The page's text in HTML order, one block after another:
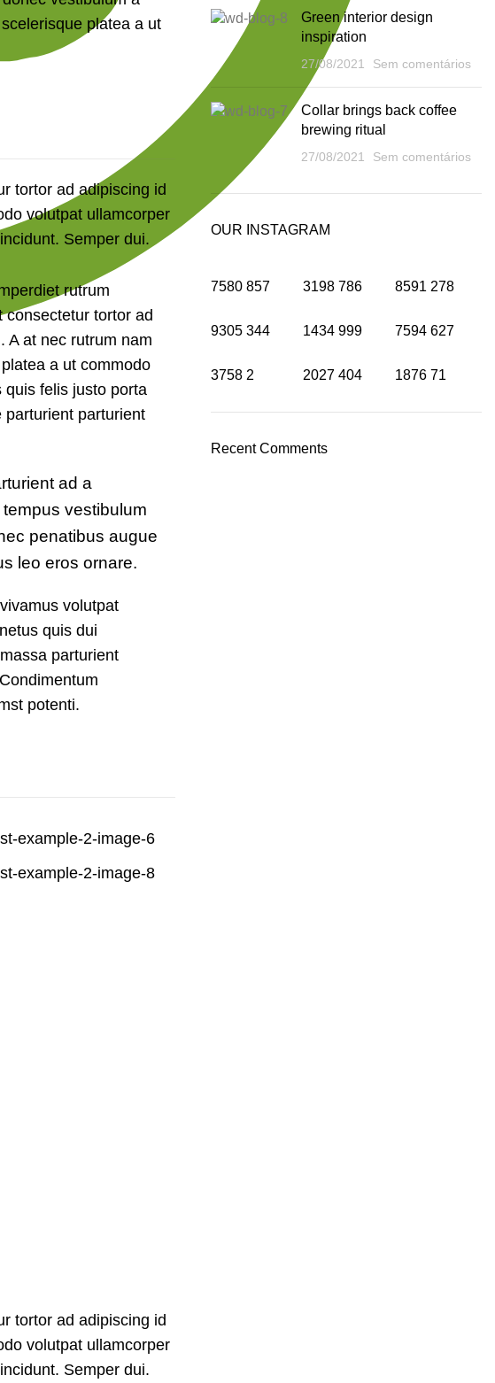
platea a ut
tortor ad adipiscing id
volutpat ullamcorper
Semper dui.
rutrum
consectetur tortor ad
A at nec rutrum nam
a ut commodo
quis felis justo porta
parturient parturient
ad a
vestibulum
penatibus augue
leo eros ornare.
volutpat
quis dui
parturient
potenti.
tortor ad adipiscing id
volutpat ullamcorper
Semper dui.
Green interior design
inspiration
27/08/2021 Sem comentários
Collar brings back coffee
brewing ritual
27/08/2021 Sem comentários
OUR INSTAGRAM
7580 857 3198 786 8591 278
9305 344 1434 999 7594 627
3758 2 2027 404 1876 71
Recent Comments